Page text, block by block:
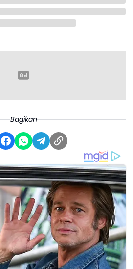
kasih, karena Polri juga siap
2024 melalui videotron miliknya.
maupun di polres, sampai pospol.
ucap Cahyo.
KPU pada Pemilu 2024 ini ingin
masyarakat secara kualitatif dan
2024 yang sukses itu, bisa terlihat dari
kita, (informasi) DPT online kita,
jauh, seluruh stasiun. Lalu pintu tol,
bayar juga," ujarmya.(*)
Bagikan